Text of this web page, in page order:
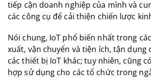
tiếp cận doanh nghiệp của mình và
các công cụ để cải thiện chiến lược
Nói chung, IoT phổ biến nhất trong
xuất, vận chuyển và tiện ích, tận dụng
các thiết bị IoT khác; tuy nhiên, cũng
hợp sử dụng cho các tổ chức trong